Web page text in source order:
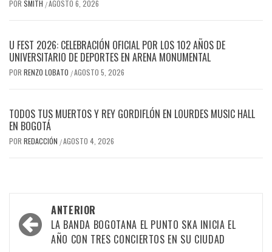
POR SMITH /AGOSTO 6, 2026
U FEST 2026: CELEBRACIÓN OFICIAL POR LOS 102 AÑOS DE
UNIVERSITARIO DE DEPORTES EN ARENA MONUMENTAL
POR RENZO LOBATO /AGOSTO 5, 2026
TODOS TUS MUERTOS Y REY GORDIFLÓN EN LOURDES MUSIC HALL
EN BOGOTÁ
POR REDACCIÓN /AGOSTO 4, 2026
Navegación
por
ANTERIOR
LA BANDA BOGOTANA EL PUNTO SKA INICIA EL
AÑO CON TRES CONCIERTOS EN SU CIUDAD